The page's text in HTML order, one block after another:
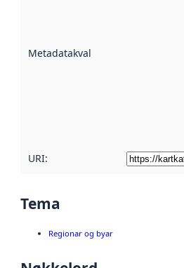
Metadatakvalitet
URI:
Tema
Regionar og byar